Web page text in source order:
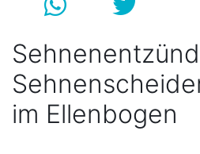
im Ellenbogen